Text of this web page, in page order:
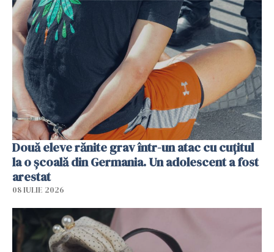
Două eleve rănite grav într-un atac cu cuțitul
la o școală din Germania. Un adolescent a fost
arestat
08 IULIE 2026